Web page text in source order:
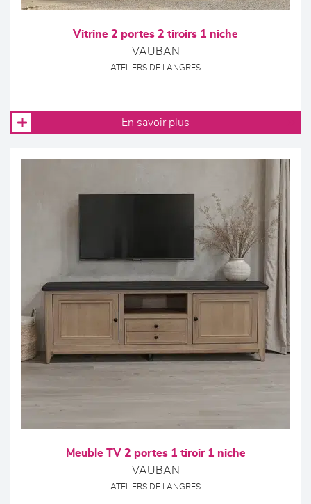
Vitrine 2 portes 2 tiroirs 1 niche
VAUBAN
ATELIERS DE LANGRES
En savoir plus
Meuble TV 2 portes 1 tiroir 1 niche
VAUBAN
ATELIERS DE LANGRES